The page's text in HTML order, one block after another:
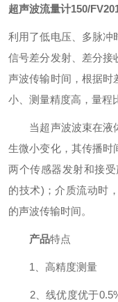
超声波流量计150/
利用了低电压、多脉冲
信号差分发射、差分接
声波传输时间，根据时
小、测量精度高，量程
当超声波波束在液
生微小变化，其传播时
两个传感器发射和接
的技术)；介质流动时
的声波传输时间。
产品特点
1、高精度测量
2、线优度优于